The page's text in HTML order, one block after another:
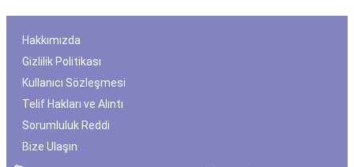
Hakkımızda
Gizlilik Politikası
Kullanıcı Sözleşmesi
Telif Hakları ve Alıntı
Sorumluluk Reddi
Bize Ulaşın